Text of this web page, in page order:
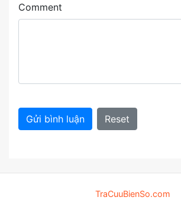
Comment
Gửi bình luận Reset
TraCuuBienSo.com